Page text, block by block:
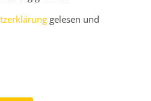
gelesen und